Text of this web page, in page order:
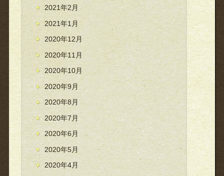
2021年2月
2021年1月
2020年12月
2020年11月
2020年10月
2020年9月
2020年8月
2020年7月
2020年6月
2020年5月
2020年4月